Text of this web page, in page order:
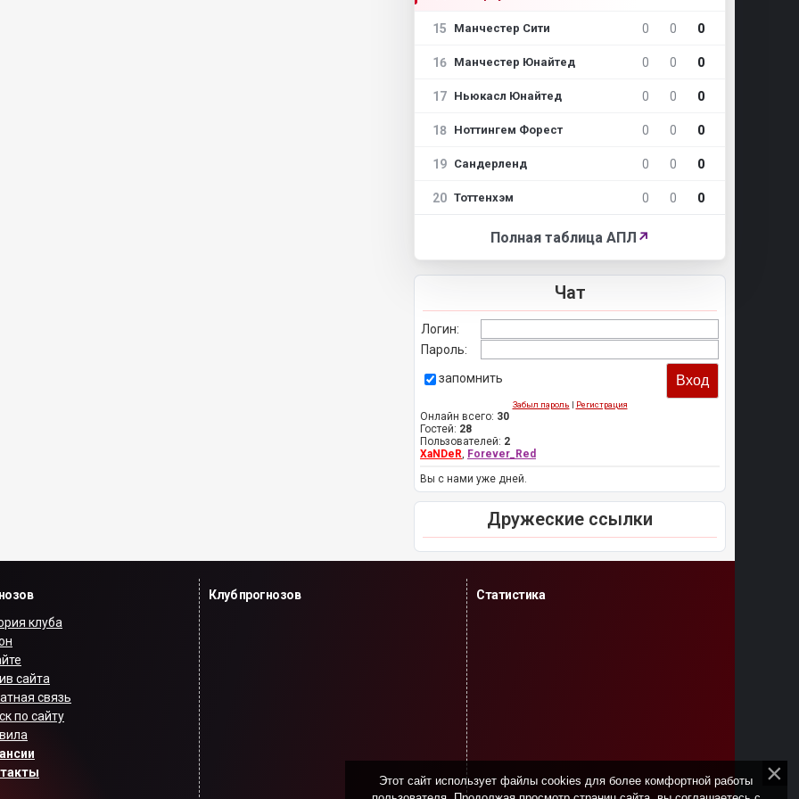
15 Манчестер Сити 0 0 0
16 Манчестер Юнайтед 0 0 0
17 Ньюкасл Юнайтед 0 0 0
18 Ноттингем Форест 0 0 0
19 Сандерленд 0 0 0
20 Тоттенхэм 0 0 0
Полная таблица АПЛ ↗
Чат
Логин:
Пароль:
запомнить
Забыл пароль | Регистрация
Онлайн всего: 30
Гостей: 28
Пользователей: 2
XaNDeR, Forever_Red
Вы с нами уже дней.
Дружеские ссылки
клуба
сайта
связь
по сайту
Клуб прогнозов Статистика
Этот сайт использует файлы cookies для более комфортной работы